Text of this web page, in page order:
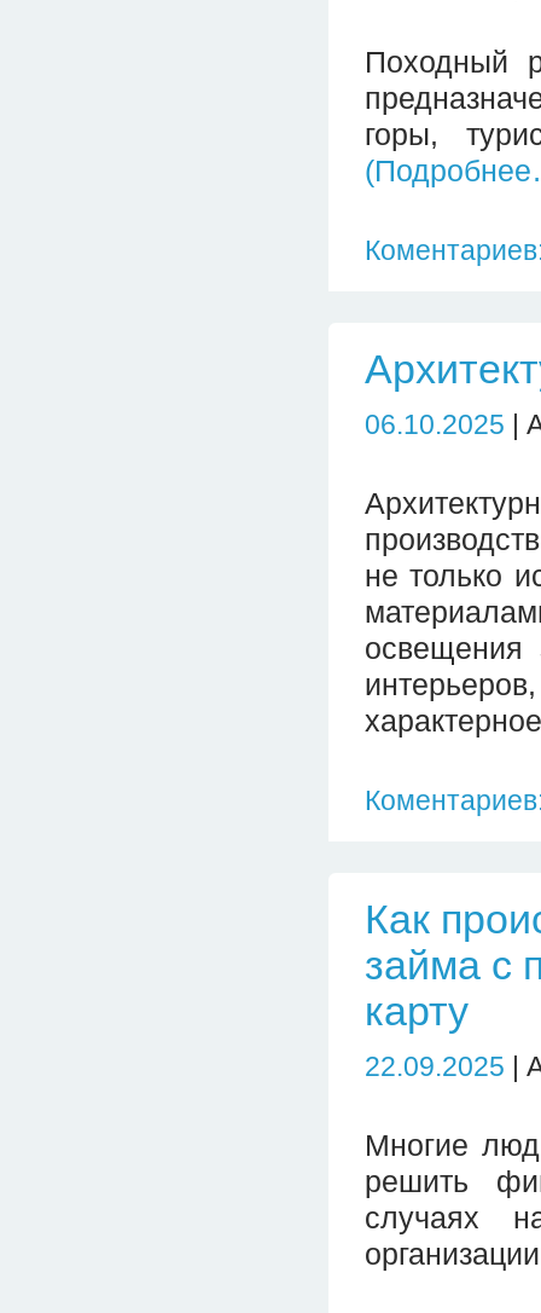
Походный
горы,
06.10.2025 |
не только
освещения
Как
займа с
карту
22.09.2025 |
Многие
решить
случаях